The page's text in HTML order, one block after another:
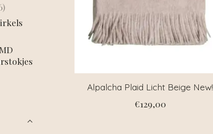
Alpalcha Plaid Licht Beige New!
€129,00